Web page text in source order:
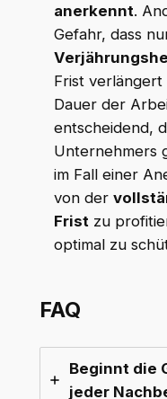
anerkennt.
Gefahr, dass
Frist verlängert
Dauer der
entscheidend,
Unternehmers
im Fall einer
von der
Frist zu
optimal zu
FAQ
Beginnt die
jeder